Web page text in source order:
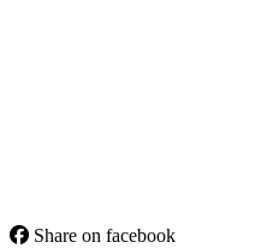
Share on facebook